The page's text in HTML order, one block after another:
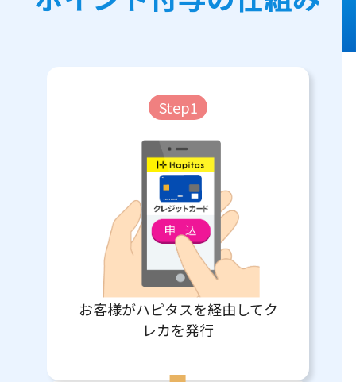
Step1
お客様がハピタスを経由してク
レカを発行